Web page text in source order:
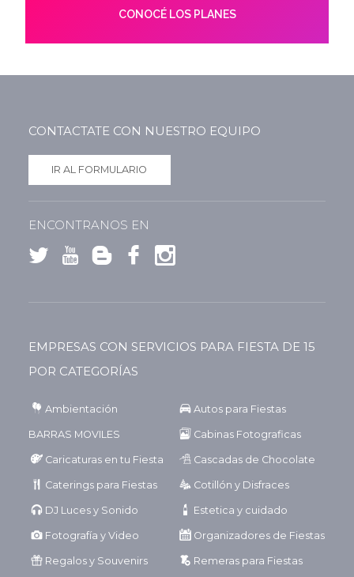
CONOCÉ LOS PLANES
CONTACTATE CON NUESTRO EQUIPO
IR AL FORMULARIO
ENCONTRANOS EN
EMPRESAS CON SERVICIOS PARA FIESTA DE 15
POR CATEGORÍAS
Ambientación Autos para Fiestas
BARRAS MOVILES Cabinas Fotograficas
Caricaturas en tu Fiesta Cascadas de Chocolate
Caterings para Fiestas Cotillón y Disfraces
DJ Luces y Sonido Estetica y cuidado
Fotografía y Video Organizadores de Fiestas
Regalos y Souvenirs Remeras para Fiestas